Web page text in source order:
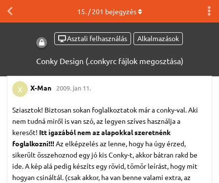
Asztali felhasználás Alkalmazások
Conky Design (.conkyrc fájlok megosztása)
15. /201 bejegyzés
X X-Man 2009. jan 11.
Sziasztok! Biztosan sokan foglalkoztatok már a conky-val. Aki
nem tudná miről is van szó, az legyen szíves használja a
keresőt! Itt igazából nem az alapokkal szeretnénk
foglalkozni!!!Az elképzelés az lenne, hogy ha úgy érzed,
sikerült összehoznod egy jó kis Conky-t, akkor bátran rakd be
ide. A kép alá pedig készíts egy rövid, tömör leírást, hogy mit
hogyan csináltál. (csak akkor, ha van benne valami extra, az